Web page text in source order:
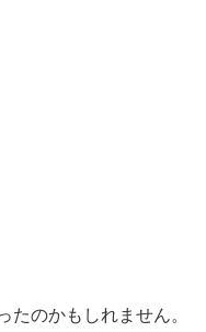
たのかもしれません。